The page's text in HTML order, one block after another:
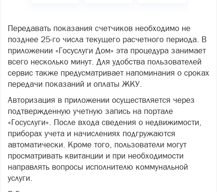
Передавать показания счетчиков необходимо не
позднее 25-го числа текущего расчетного периода. В
приложении «Госуслуги Дом» эта процедура занимает
всего несколько минут. Для удобства пользователей
сервис также предусматривает напоминания о сроках
передачи показаний и оплаты ЖКУ.
Авторизация в приложении осуществляется через
подтвержденную учетную запись на портале
«Госуслуги». После входа сведения о недвижимости,
приборах учета и начислениях подгружаются
автоматически. Кроме того, пользователи могут
просматривать квитанции и при необходимости
направлять вопросы исполнителю коммунальной
услуги.